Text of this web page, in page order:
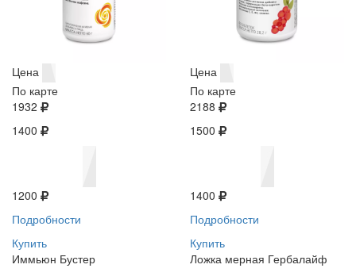
Цена
По карте
1932
1400
1200
Подробности
Купить
Цена
По карте
2188
1500
1400
Подробности
Купить
Иммьюн Бустер
Ложка мерная Гербалайф